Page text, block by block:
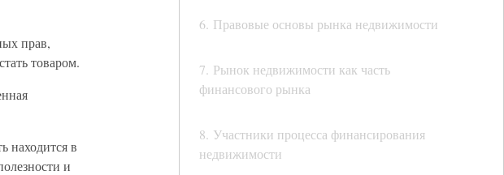
6. Правовые основы рынка недвижимости
7. Рынок недвижимости как часть
финансового рынка
8. Участники процесса финансирования
недвижимости
прав,
товаром.
находится в
и